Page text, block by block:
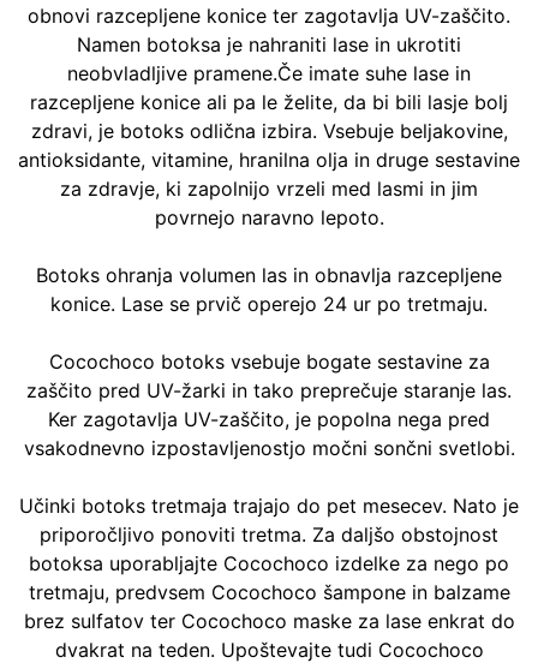
obnovi razcepljene konice ter zagotavlja UV-zaščito.
Namen botoksa je nahraniti lase in ukrotiti
neobvladljive pramene.Če imate suhe lase in
razcepljene konice ali pa le želite, da bi bili lasje bolj
zdravi, je botoks odlična izbira. Vsebuje beljakovine,
antioksidante, vitamine, hranilna olja in druge sestavine
za zdravje, ki zapolnijo vrzeli med lasmi in jim
povrnejo naravno lepoto.
Botoks ohranja volumen las in obnavlja razcepljene
konice. Lase se prvič operejo 24 ur po tretmaju.
Cocochoco botoks vsebuje bogate sestavine za
zaščito pred UV-žarki in tako preprečuje staranje las.
Ker zagotavlja UV-zaščito, je popolna nega pred
vsakodnevno izpostavljenostjo močni sončni svetlobi.
Učinki botoks tretmaja trajajo do pet mesecev. Nato je
priporočljivo ponoviti tretma. Za daljšo obstojnost
botoksa uporabljajte Cocochoco izdelke za nego po
tretmaju, predvsem Cocochoco šampone in balzame
brez sulfatov ter Cocochoco maske za lase enkrat do
dvakrat na teden. Upoštevajte tudi Cocochoco